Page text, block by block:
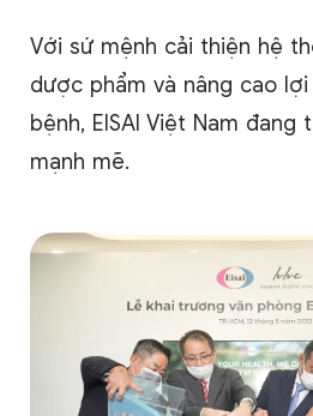
Với sứ mệnh cải thiện hệ
dược phẩm và nâng cao
bệnh, EISAI Việt Nam
mạnh mẽ.